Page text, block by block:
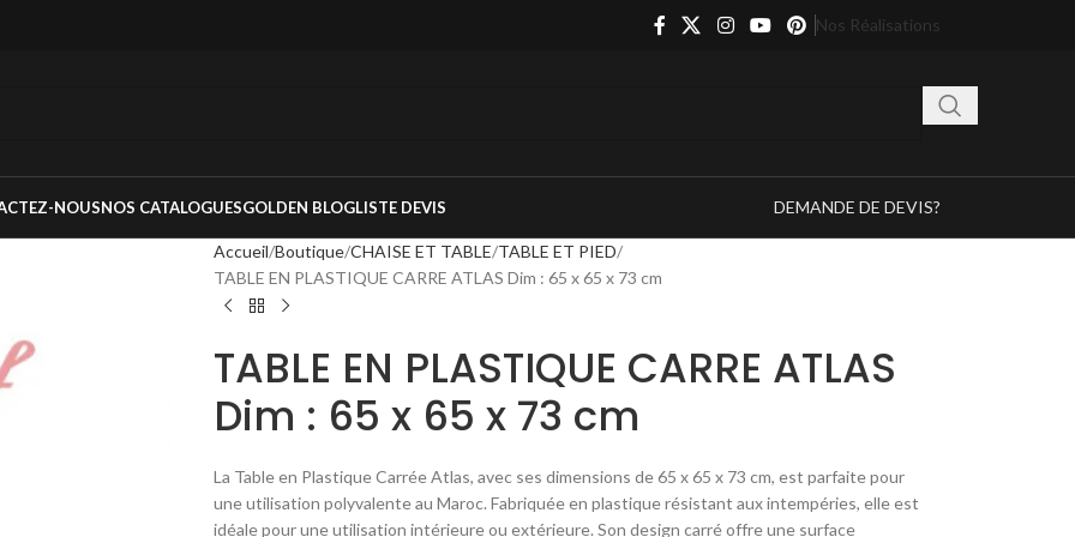
Nos Réalisations
NOUSNOS CATALOGUESGOLDEN BLOGLISTE DEVIS DEMANDE DE DEVIS?
Accueil Boutique CHAISE ET TABLE TABLE ET PIED
TABLE EN PLASTIQUE CARRE ATLAS Dim : 65 x 65 x 73 cm
TABLE EN PLASTIQUE CARRE ATLAS
Dim : 65 x 65 x 73 cm
La Table en Plastique Carrée Atlas, avec ses dimensions de 65 x 65 x 73 cm, est parfaite pour
une utilisation polyvalente au Maroc. Fabriquée en plastique résistant aux intempéries, elle est
idéale pour une utilisation intérieure ou extérieure. Son design carré offre une surface